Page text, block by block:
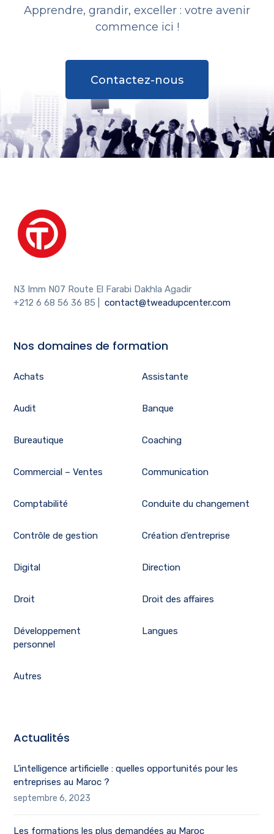
Apprendre, grandir, exceller : votre avenir
commence ici !
Contactez-nous
N3 Imm N07 Route El Farabi Dakhla Agadir
+212 6 68 56 36 85
|contact@tweadupcenter.com
Nos domaines de formation
Achats Assistante
Audit Banque
Bureautique Coaching
Commercial – Ventes Communication
Comptabilité Conduite du changement
Contrôle de gestion Création d’entreprise
Digital Direction
Droit Droit des affaires
Développement
personnel
Langues
Autres
Actualités
L’intelligence artificielle : quelles opportunités pour les
entreprises au Maroc ?
septembre 6, 2023
Les formations les plus demandées au Maroc